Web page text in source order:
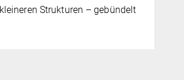
Strukturen – gebündelt